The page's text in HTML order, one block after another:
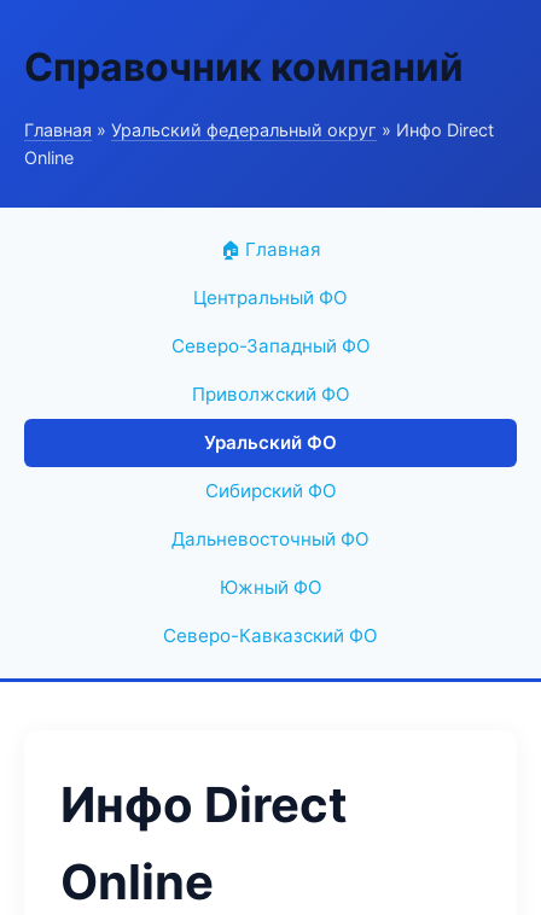
Справочник компаний
Главная » Уральский федеральный округ » Инфо Direct
Online
🏠 Главная
Центральный ФО
Северо-Западный ФО
Приволжский ФО
Уральский ФО
Сибирский ФО
Дальневосточный ФО
Южный ФО
Северо-Кавказский ФО
Инфо Direct
Online